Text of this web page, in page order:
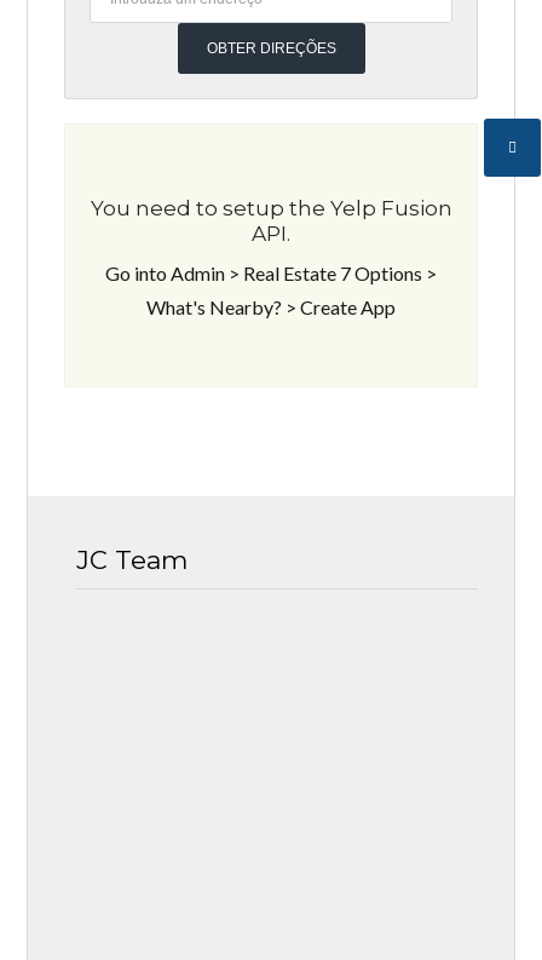
You need to setup the Yelp Fusion
API.
Go into Admin > Real Estate 7 Options >
What's Nearby? > Create App
JC Team